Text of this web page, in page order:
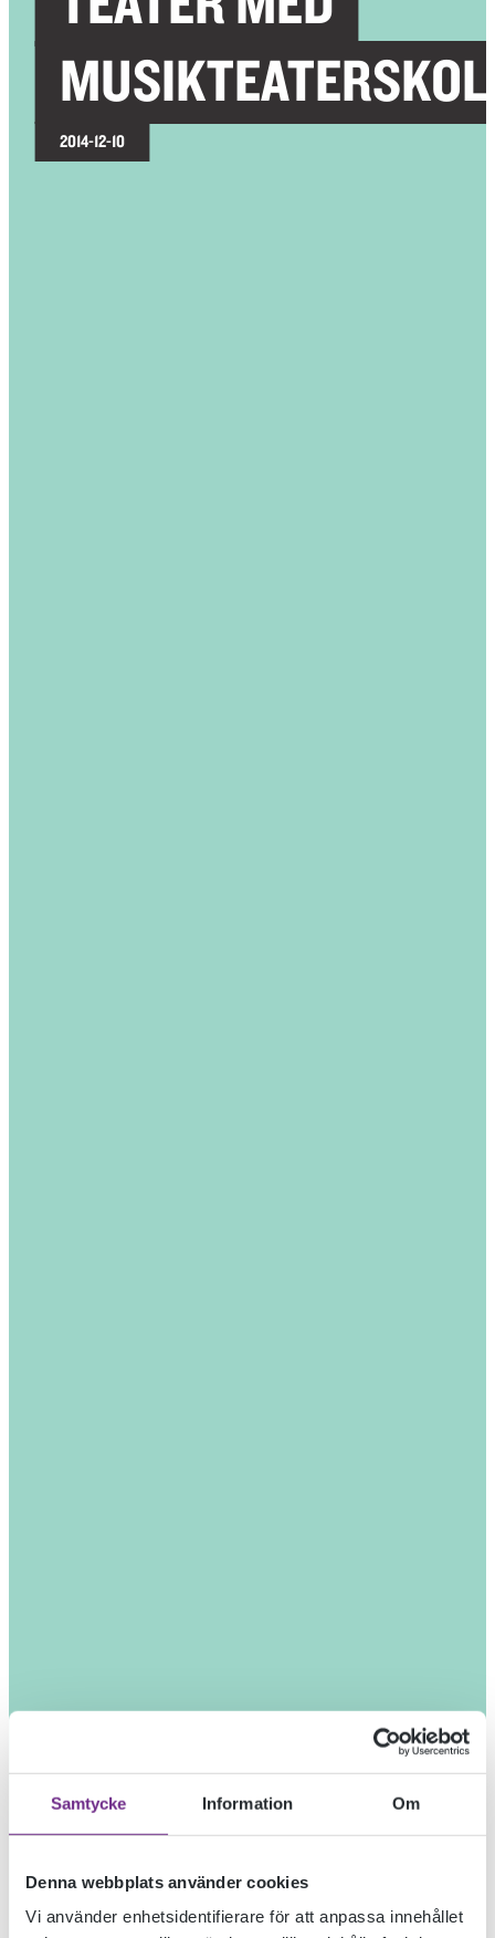
Samtycke Information Om
Denna webbplats använder cookies
Vi använder enhetsidentifierare för att anpassa innehållet
2014-12-10